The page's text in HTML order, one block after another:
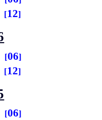
12
06
12
06